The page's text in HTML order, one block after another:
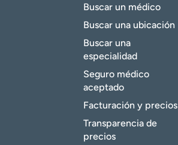
Buscar un médico
Buscar una ubicación
Buscar una
especialidad
Seguro médico
aceptado
Facturación y precios
Transparencia de
precios